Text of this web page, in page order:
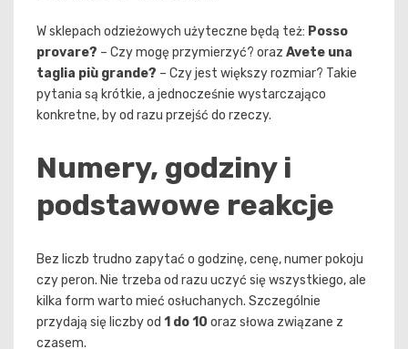
W sklepach odzieżowych użyteczne będą też: Posso
provare? – Czy mogę przymierzyć? oraz Avete una
taglia più grande? – Czy jest większy rozmiar? Takie
pytania są krótkie, a jednocześnie wystarczająco
konkretne, by od razu przejść do rzeczy.
Numery, godziny i
podstawowe reakcje
Bez liczb trudno zapytać o godzinę, cenę, numer pokoju
czy peron. Nie trzeba od razu uczyć się wszystkiego, ale
kilka form warto mieć osłuchanych. Szczególnie
przydają się liczby od 1 do 10 oraz słowa związane z
czasem.